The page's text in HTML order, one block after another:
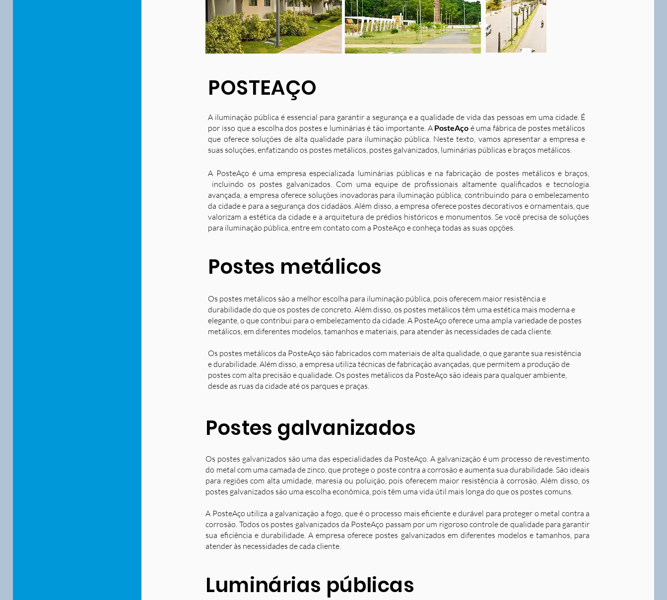
POSTEAÇO
A iluminação pública é essencial para garantir a segurança e a qualidade de vida das pessoas em uma cidade. É
por isso que a escolha dos postes e luminárias é tão importante. A PosteAço é uma fábrica de postes metálicos
que oferece soluções de alta qualidade para iluminação pública. Neste texto, vamos apresentar a empresa e
suas soluções, enfatizando os postes metálicos, postes galvanizados, luminárias públicas e braços metálicos.
A PosteAço é uma empresa especializada luminárias públicas e na fabricação de postes metálicos e braços,
incluindo os postes galvanizados. Com uma equipe de profissionais altamente qualificados e tecnologia
avançada, a empresa oferece soluções inovadoras para iluminação pública, contribuindo para o embelezamento
da cidade e para a segurança dos cidadãos. Além disso, a empresa oferece postes decorativos e ornamentais, que
valorizam a estética da cidade e a arquitetura de prédios históricos e monumentos. Se você precisa de soluções
para iluminação pública, entre em contato com a PosteAço e conheça todas as suas opções.
Postes metálicos
Os postes metálicos são a melhor escolha para iluminação pública, pois oferecem maior resistência e
durabilidade do que os postes de concreto. Além disso, os postes metálicos têm uma estética mais moderna e
elegante, o que contribui para o embelezamento da cidade. A PosteAço oferece uma ampla variedade de postes
metálicos, em diferentes modelos, tamanhos e materiais, para atender às necessidades de cada cliente.
Os postes metálicos da PosteAço são fabricados com materiais de alta qualidade, o que garante sua resistência
e durabilidade. Além disso, a empresa utiliza técnicas de fabricação avançadas, que permitem a produção de
postes com alta precisão e qualidade. Os postes metálicos da PosteAço são ideais para qualquer ambiente,
desde as ruas da cidade até os parques e praças.
Postes galvanizados
Os postes galvanizados são uma das especialidades da PosteAço. A galvanização é um processo de revestimento
do metal com uma camada de zinco, que protege o poste contra a corrosão e aumenta sua durabilidade. São ideais
para regiões com alta umidade, maresia ou poluição, pois oferecem maior resistência à corrosão. Além disso, os
postes galvanizados são uma escolha econômica, pois têm uma vida útil mais longa do que os postes comuns.
A PosteAço utiliza a galvanização a fogo, que é o processo mais eficiente e durável para proteger o metal contra a
corrosão. Todos os postes galvanizados da PosteAço passam por um rigoroso controle de qualidade para garantir
sua eficiência e durabilidade. A empresa oferece postes galvanizados em diferentes modelos e tamanhos, para
atender às necessidades de cada cliente.
Luminárias públicas